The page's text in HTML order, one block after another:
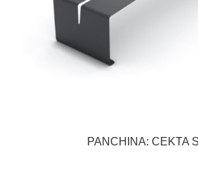
PANCHINA: CEKTA